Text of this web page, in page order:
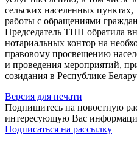
сельских населенных пунктах,
работы с обращениями
Председатель ТНП обратила
нотариальных контор на
правовому просвещению
и проведения мероприятий,
созидания в Республике
Версия для печати
Подпишитесь на новостную
интересующую Вас
Подписаться на рассылку